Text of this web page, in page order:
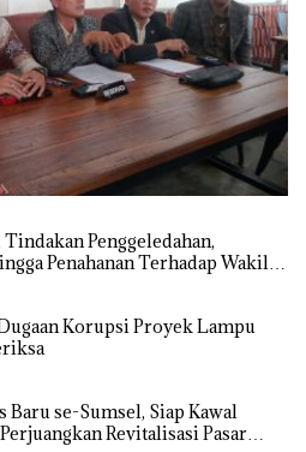
Penggeledahan,
Penahanan Terhadap Wakil
Korupsi Proyek Lampu
Baru se-Sumsel, Siap Kawal
Revitalisasi Pasar